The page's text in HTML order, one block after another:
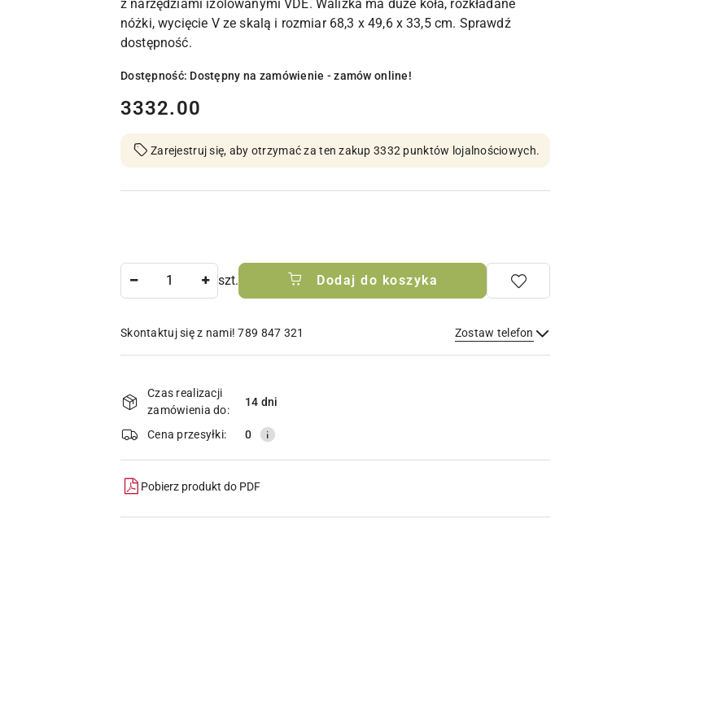
z narzędziami izolowanymi VDE. Walizka ma duże koła, rozkładane
nóżki, wycięcie V ze skalą i rozmiar 68,3 x 49,6 x 33,5 cm. Sprawdź
dostępność.
Dostępność: Dostępny na zamówienie - zamów online!
cena:
3332.00
Zarejestruj się, aby otrzymać za ten zakup 3332 punktów lojalnościowych.
szt. Dodaj do koszyka
Skontaktuj się z nami! 789 847 321 Zostaw telefon
Wyślij
i
dostawa
Czas realizacji
zamówienia do:
14 dni
Cena przesyłki: 0
Pobierz produkt do PDF